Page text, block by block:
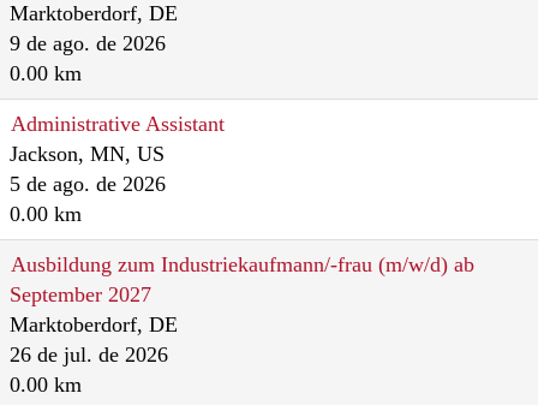
Marktoberdorf, DE
9 de ago. de 2026
0.00 km
Administrative Assistant
Jackson, MN, US
5 de ago. de 2026
0.00 km
Ausbildung zum Industriekaufmann/-frau (m/w/d) ab
September 2027
Marktoberdorf, DE
26 de jul. de 2026
0.00 km